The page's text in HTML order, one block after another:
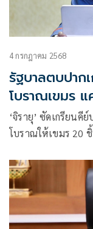
4 กรกฎาคม 2568
รัฐบาลตบปา
โบราณเขมร แ
‘จิรายุ’ ซัดเกรียนคี
โบราณให้เขมร 20